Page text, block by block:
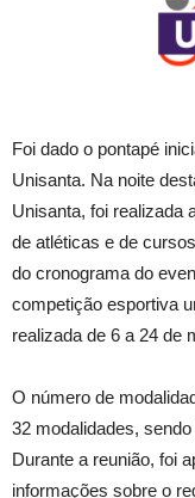
Foi dado o pontapé
Unisanta. Na noite
Unisanta, foi realizada
de atléticas e de
do cronograma do
competição esportiva
realizada de 6 a 24 de
O número de
32 modalidades,
Durante a reunião, foi
informações sobre o